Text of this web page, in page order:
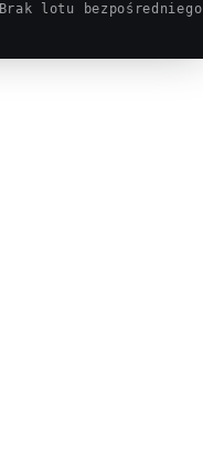
Brak lotu bezpośredniego